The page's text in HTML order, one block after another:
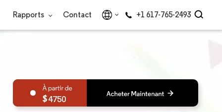
Rapports Contact +1 617-765-2493
4750